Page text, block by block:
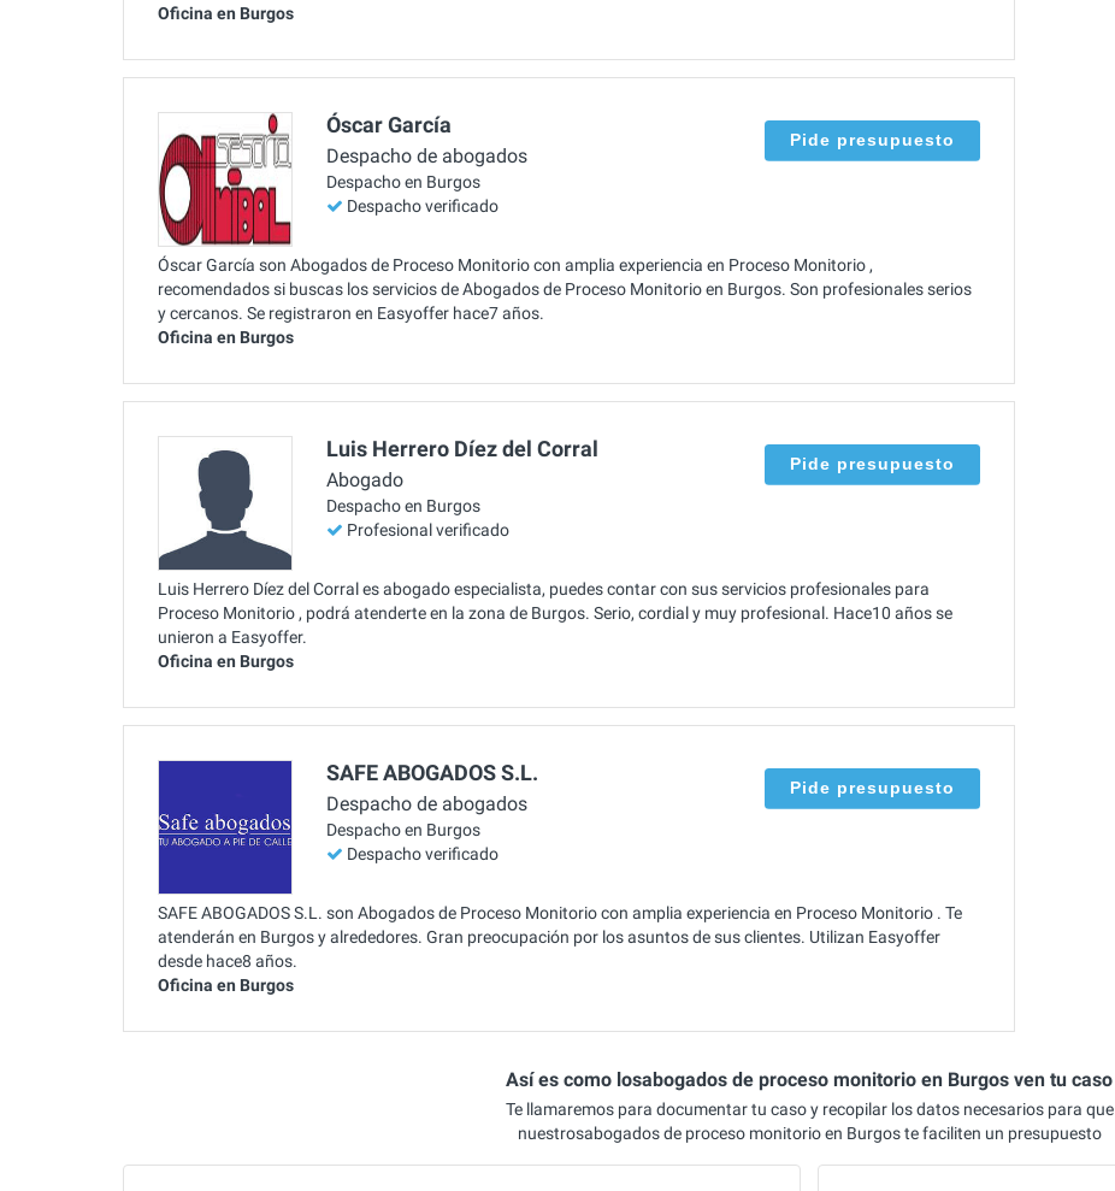
Oficina en Burgos
Óscar García
Despacho de abogados
Despacho en Burgos
Despacho verificado
Pide presupuesto
Óscar García son Abogados de Proceso Monitorio con amplia experiencia en Proceso Monitorio ,
recomendados si buscas los servicios de Abogados de Proceso Monitorio en Burgos. Son profesionales serios
y cercanos. Se registraron en Easyoffer hace7 años.
Oficina en Burgos
Luis Herrero Díez del Corral
Abogado
Despacho en Burgos
Profesional verificado
Pide presupuesto
Luis Herrero Díez del Corral es abogado especialista, puedes contar con sus servicios profesionales para
Proceso Monitorio , podrá atenderte en la zona de Burgos. Serio, cordial y muy profesional. Hace10 años se
unieron a Easyoffer.
Oficina en Burgos
SAFE ABOGADOS S.L.
Despacho de abogados
Despacho en Burgos
Despacho verificado
Pide presupuesto
SAFE ABOGADOS S.L. son Abogados de Proceso Monitorio con amplia experiencia en Proceso Monitorio . Te
atenderán en Burgos y alrededores. Gran preocupación por los asuntos de sus clientes. Utilizan Easyoffer
desde hace8 años.
Oficina en Burgos
Así es como losabogados de proceso monitorio en Burgos ven tu caso
Te llamaremos para documentar tu caso y recopilar los datos necesarios para que
nuestrosabogados de proceso monitorio en Burgos te faciliten un presupuesto